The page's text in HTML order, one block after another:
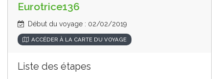
Eurotrice136
Début du voyage : 02/02/2019
ACCÉDER À LA CARTE DU VOYAGE
Liste des étapes